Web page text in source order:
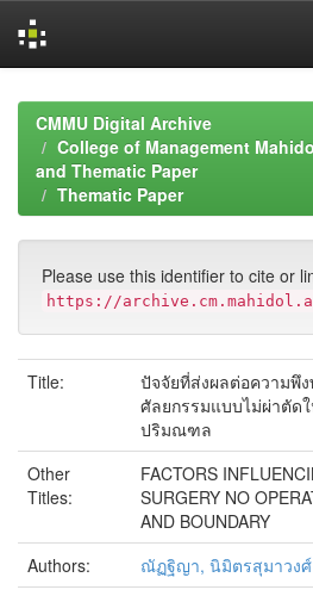
navigationCMMU Digital Archive
College of Management
and Thematic Paper
Thematic Paper
Please use this identifier to cite or
https://
Title:
ปัจจัยที่ส่งผลต่อความพึ
ศัลยกรรมแบบไม่ผ่าตัด
ปริมณฑล
Other
Titles:
FACTORS
SURGERY NO
AND BOUNDARY
Authors:
ณัฏฐิญา, นิมิตรสุมาวงศ์